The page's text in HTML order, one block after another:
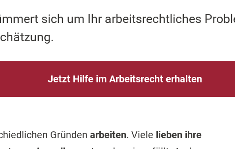
sich um Ihr arbeitsrechtliches
Jetzt Hilfe im Arbeitsrecht erhalten
Gründen arbeiten. Viele lieben ihre